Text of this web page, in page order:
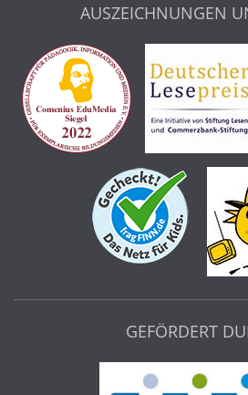
AUSZEICHNUNGEN
GEFÖRDERT